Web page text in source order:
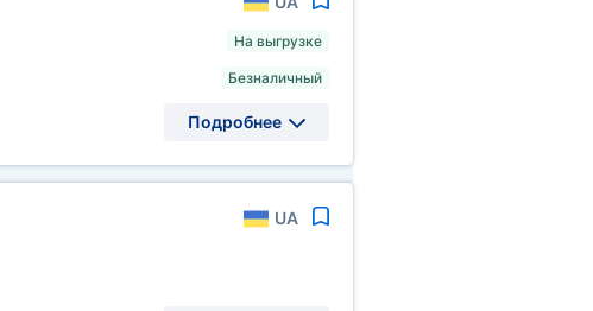
На выгрузке
Безналичный
Подробнее
UA